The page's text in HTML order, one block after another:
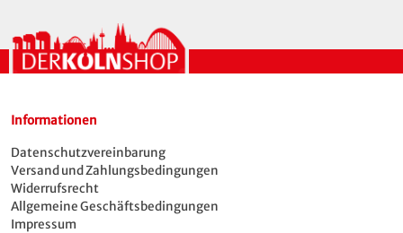
Informationen
Datenschutzvereinbarung
Versand und Zahlungsbedingungen
Widerrufsrecht
Allgemeine Geschäftsbedingungen
Impressum